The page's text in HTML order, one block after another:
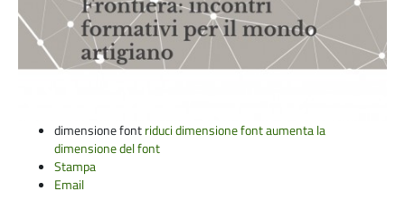
dimensione fontriduci dimensione fontaumenta la
dimensione del font
Stampa
Email